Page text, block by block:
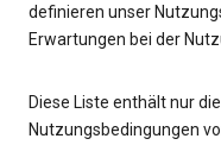
definieren unser
Erwartungen bei der
Diese Liste enthält nur
Nutzungsbedingungen